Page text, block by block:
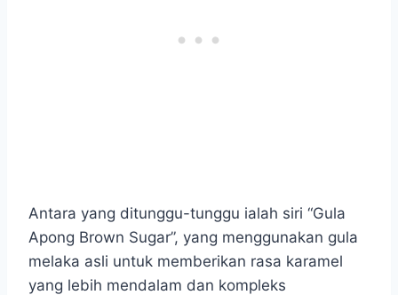
Antara yang ditunggu-tunggu ialah siri “Gula
Apong Brown Sugar”, yang menggunakan gula
melaka asli untuk memberikan rasa karamel
yang lebih mendalam dan kompleks